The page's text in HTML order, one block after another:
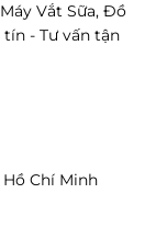
Vắt Sữa, Đồ
tín - Tư vấn tận
Chí Minh